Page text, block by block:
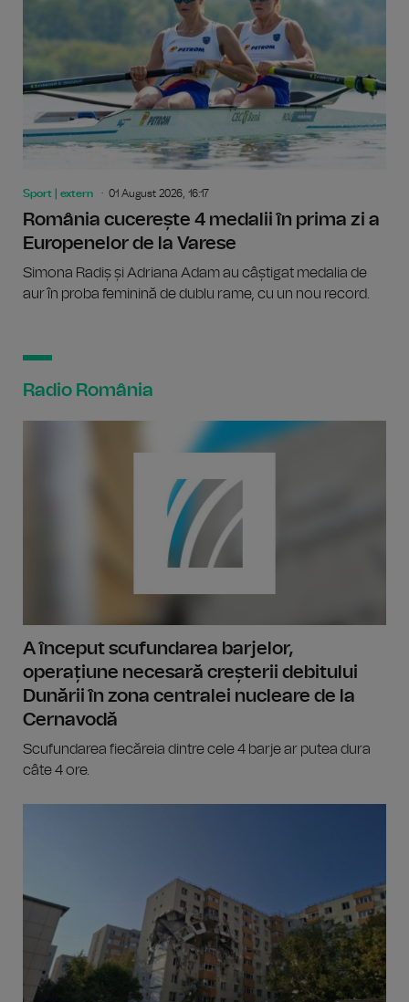
Sport | extern 01 August 2026, 16:17
România cucerește 4 medalii în prima zi a
Europenelor de la Varese
Simona Radiș și Adriana Adam au câștigat medalia de
aur în proba feminină de dublu rame, cu un nou record.
Radio România
A început scufundarea barjelor,
operațiune necesară creșterii debitului
Dunării în zona centralei nucleare de la
Cernavodă
Scufundarea fiecăreia dintre cele 4 barje ar putea dura
câte 4 ore.